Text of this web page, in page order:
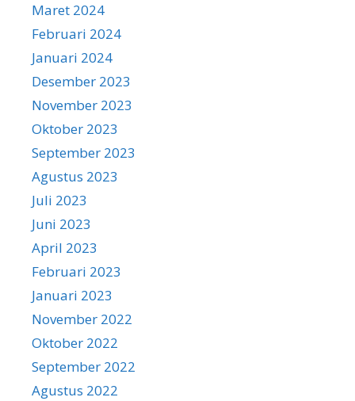
Maret 2024
Februari 2024
Januari 2024
Desember 2023
November 2023
Oktober 2023
September 2023
Agustus 2023
Juli 2023
Juni 2023
April 2023
Februari 2023
Januari 2023
November 2022
Oktober 2022
September 2022
Agustus 2022